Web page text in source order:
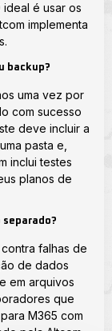
é usar os
implementa
backup?
uma vez por
com sucesso
deve incluir a
pasta e,
inclui testes
planos de
falhas de
de dados
em arquivos
que
M365 com